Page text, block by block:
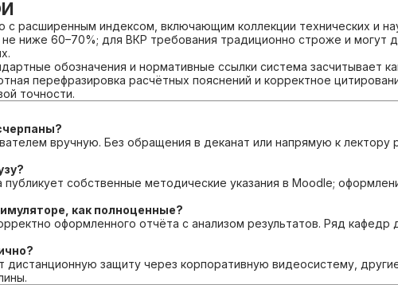
расширенным индексом, включающим коллекции технических и
ниже 60–70%; для ВКР требования традиционно строже и могут
обозначения и нормативные ссылки система засчитывает
перефразировка расчётных пояснений и корректное
точности.
вручную. Без обращения в деканат или напрямую к
собственные методические указания в Moodle;
как полноценные?
оформленного отчёта с анализом результатов. Ряд
защиту через корпоративную видеосистему,